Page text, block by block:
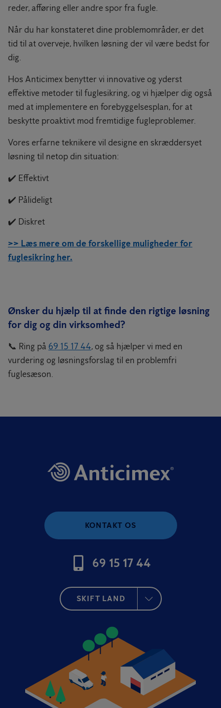
reder, afføring eller andre spor fra fugle.
Når du har konstateret dine problemområder, er det
tid til at overveje, hvilken løsning der vil være bedst for
dig.
Hos Anticimex benytter vi innovative og yderst
effektive metoder til fuglesikring, og vi hjælper dig også
med at implementere en forebyggelsesplan, for at
beskytte proaktivt mod fremtidige fugleproblemer.
Vores erfarne teknikere vil designe en skræddersyet
løsning til netop din situation:
✔️ Effektivt
✔️ Pålideligt
✔️ Diskret
>> Læs mere om de forskellige muligheder for
fuglesikring her.
Ønsker du hjælp til at finde den rigtige løsning
for dig og din virksomhed?
📞 Ring på 69 15 17 44, og så hjælper vi med en
vurdering og løsningsforslag til en problemfri
fuglesæson.
KONTAKT OS
69 15 17 44
SKIFT LAND